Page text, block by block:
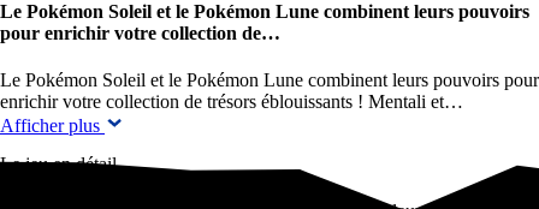
Le Pokémon Soleil et le Pokémon Lune combinent leurs pouvoirs
pour enrichir votre collection de…
Le Pokémon Soleil et le Pokémon Lune combinent leurs pouvoirs pour
enrichir votre collection de trésors éblouissants ! Mentali et…
Afficher plus
Le jeu en détail